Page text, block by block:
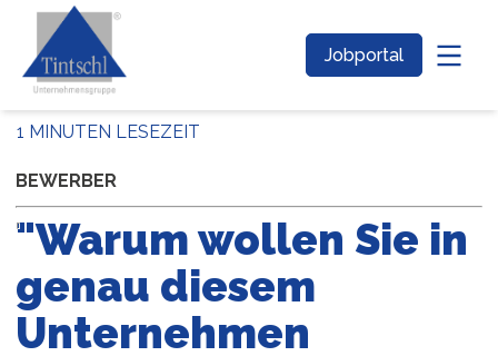
Jobportal
1 MINUTEN LESEZEIT
BEWERBER
"Warum wollen Sie in
genau diesem
Unternehmen